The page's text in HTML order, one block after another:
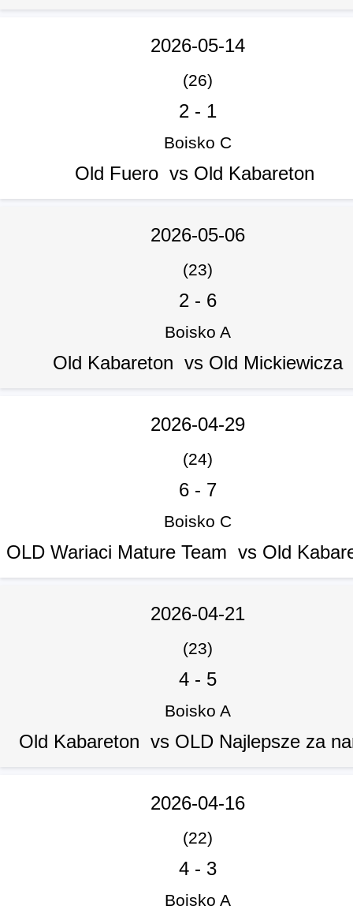
2026-05-14
(26)
2- 1
Boisko C
Old Fuero vs Old Kabareton
2026-05-06
(23)
2- 6
Boisko A
Old Kabareton vs Old Mickiewicza
2026-04-29
(24)
6- 7
Boisko C
OLD Wariaci Mature Team vs Old
2026-04-21
(23)
4- 5
Boisko A
Old Kabareton vs OLD Najlepsze za
2026-04-16
(22)
4- 3
Boisko A